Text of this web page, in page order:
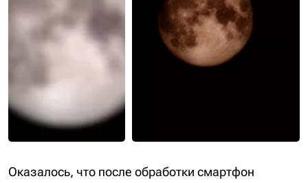
Оказалось, что после обработки смартфон